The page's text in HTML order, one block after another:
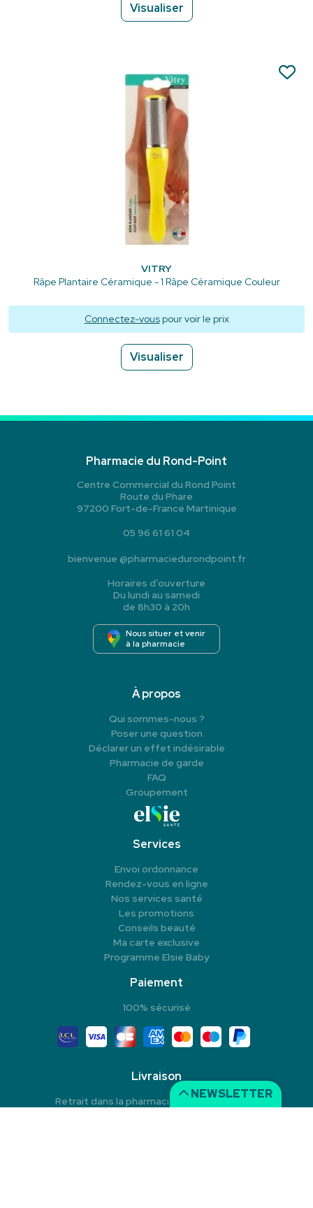
Visualiser
VITRY
Râpe Plantaire Céramique - 1 Râpe Céramique Couleur
Connectez-vouspour voir le prix
Visualiser
NEWSLETTER
Pharmacie du Rond-Point
Centre Commercial du Rond Point
Route du Phare
97200 Fort-de-France Martinique
05 96 61 61 04
bienvenue @pharmaciedurondpoint.fr
Horaires d’ouverture
Du lundi au samedi
de 8h30 à 20h
Nous situer et venir
à la pharmacie
À propos
Qui sommes-nous ?
Poser une question
Déclarer un effet indésirable
Pharmacie de garde
FAQ
Groupement
Services
Envoi ordonnance
Rendez-vous en ligne
Nos services santé
Les promotions
Conseils beauté
Ma carte exclusive
Programme Elsie Baby
Paiement
100% sécurisé
Livraison
Retrait dans la pharmacie en Click & Collect